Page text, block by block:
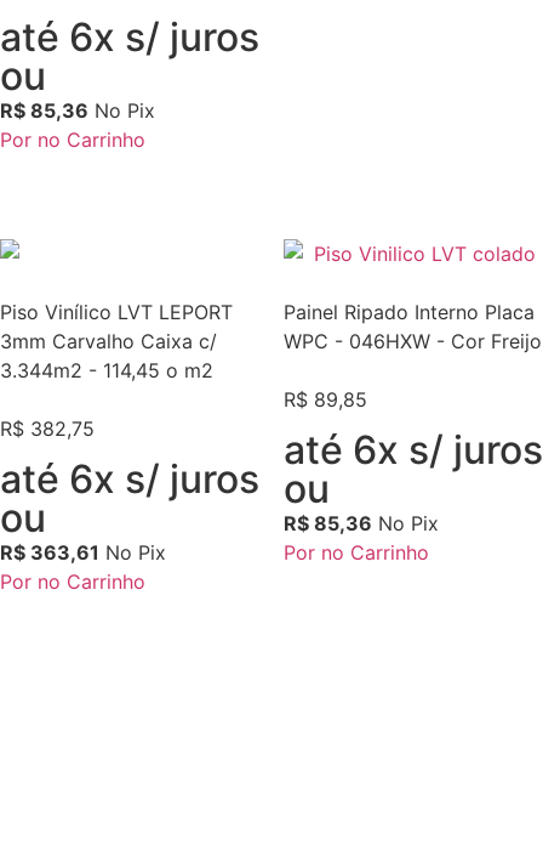
até 6x s/ juros
ou
R$ 85,36 No Pix
Por no Carrinho
Piso Vinílico LVT LEPORT
3mm Carvalho Caixa c/
3.344m2 - 114,45 o m2
R$ 382,75
até 6x s/ juros
ou
R$ 363,61 No Pix
Por no Carrinho
Painel Ripado Interno Placa
WPC - 046HXW - Cor Freijo
R$ 89,85
até 6x s/ juros
ou
R$ 85,36 No Pix
Por no Carrinho